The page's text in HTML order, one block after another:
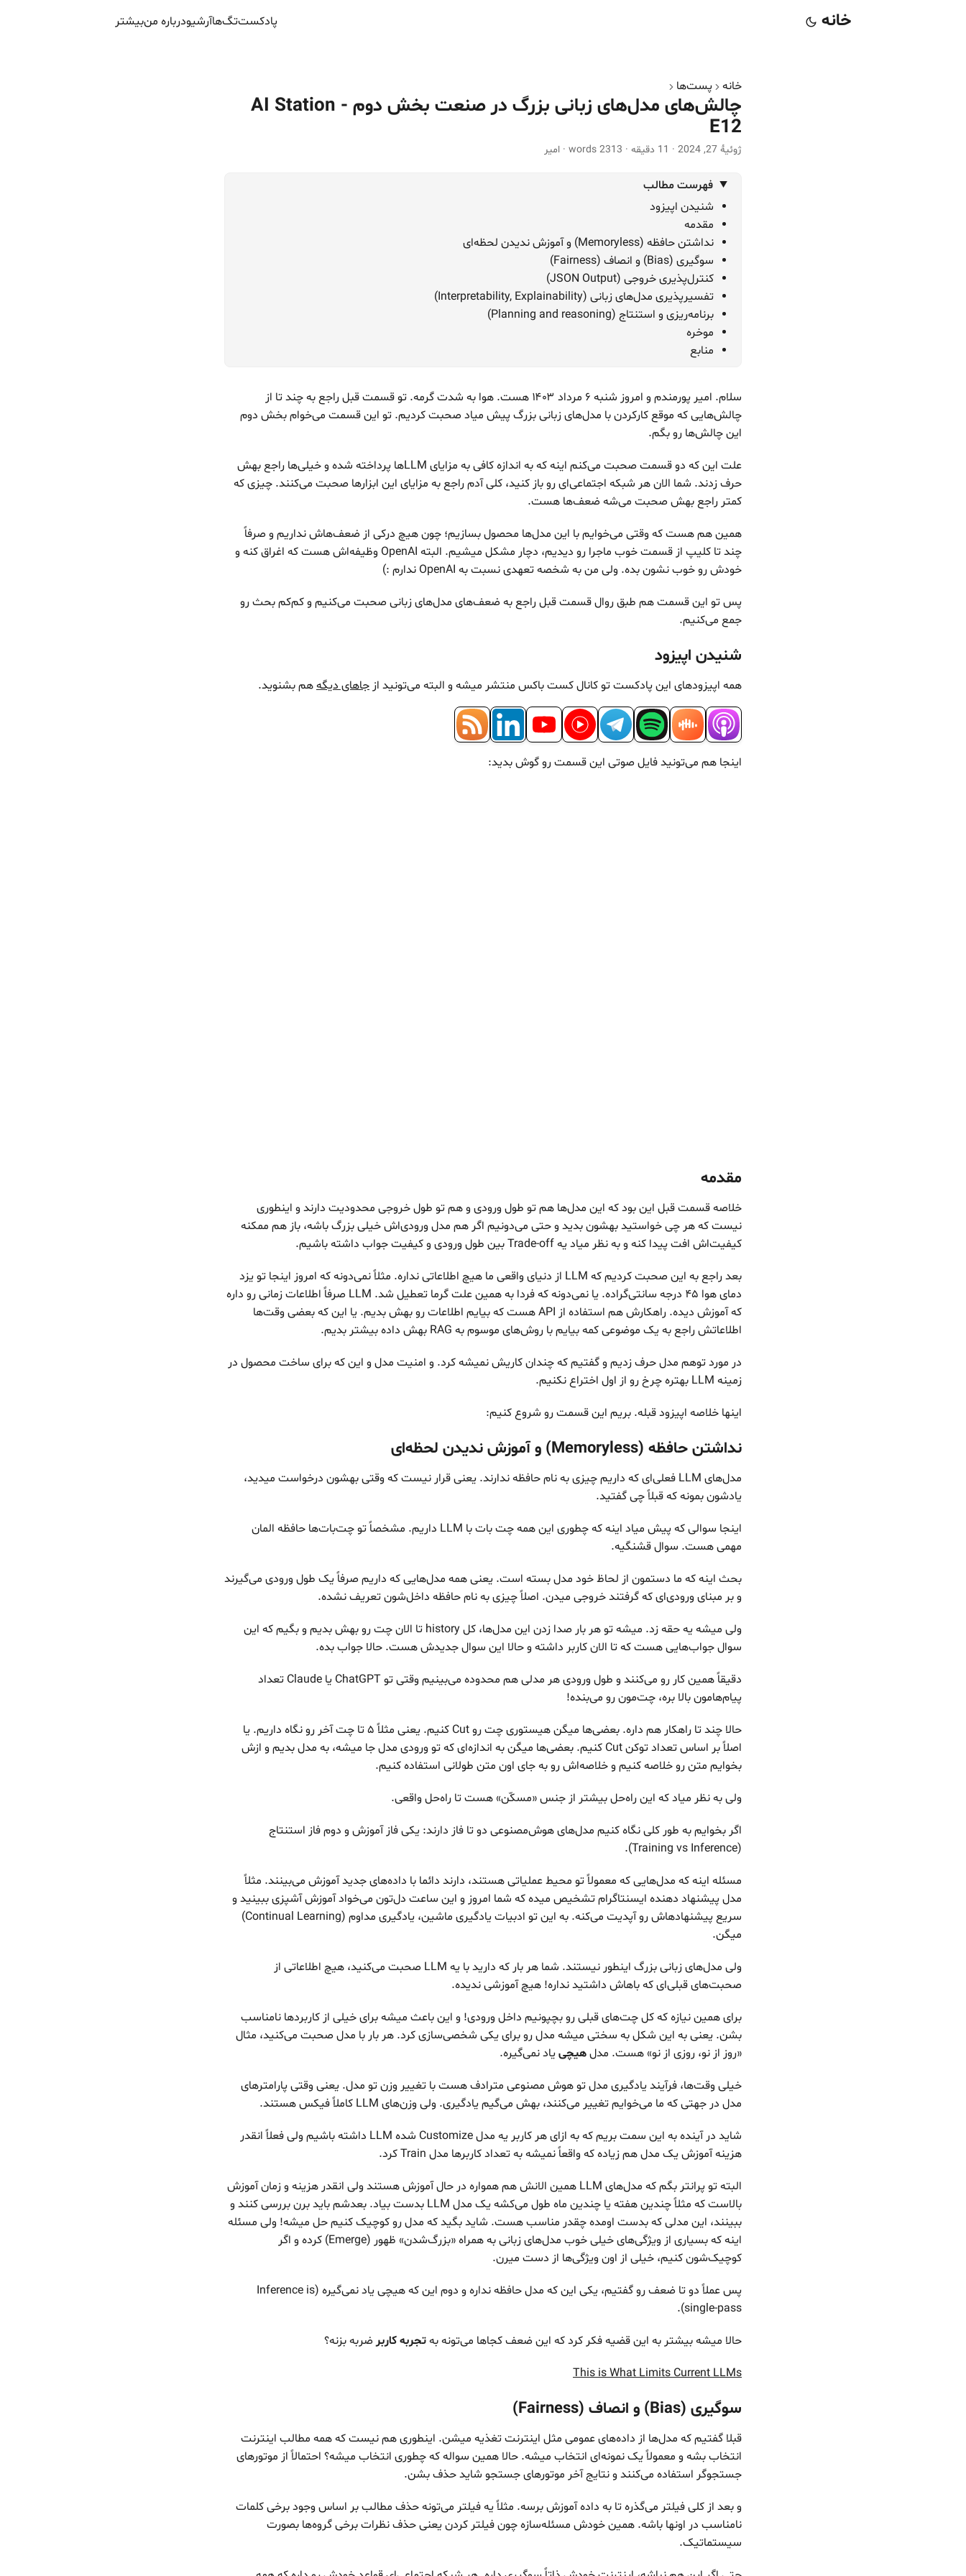
خانه پادکستتگ‌هاآرشیودرباره منبیشتر
خانه پست‌ها
چالش‌های مدل‌های زبانی بزرگ در صنعت بخش دوم - AI Station
E12
ژوئیهٔ 27, 2024 · 11 دقیقه ·
2313 words
· امیر
فهرست مطالب
شنیدن اپیزود
مقدمه
نداشتن حافظه (Memoryless) و آموزش ندیدن لحظه‌ای
سوگیری (Bias) و انصاف (Fairness)
کنترل‌پذیری خروجی (JSON Output)
تفسیرپذیری مدل‌های زبانی (Interpretability, Explainability)
برنامه‌ریزی و استنتاج (Planning and reasoning)
موخره
منابع
سلام. امیر پورمندم و امروز شنبه ۶ مرداد ۱۴۰۳ هست. هوا به شدت گرمه. تو قسمت قبل راجع به چند تا از
چالش‌هایی که موقع کارکردن با مدل‌های زبانی بزرگ پیش میاد صحبت کردیم. تو این قسمت می‌خوام بخش دوم
این چالش‌ها رو بگم.
علت این که دو قسمت صحبت می‌کنم اینه که به اندازه کافی به مزایای LLMها پرداخته شده و خیلی‌ها راجع بهش
حرف زدند. شما الان هر شبکه‌ اجتماعی‌ای رو باز کنید، کلی آدم راجع به مزایای این ابزارها صحبت می‌کنند. چیزی که
کمتر راجع بهش صحبت می‌شه ضعف‌ها هست.
همین هم هست که وقتی می‌خوایم با این مدل‌ها محصول بسازیم؛ چون هیچ درکی از ضعف‌هاش نداریم و صرفاً
چند تا کلیپ از قسمت خوب ماجرا رو دیدیم، دچار مشکل میشیم. البته OpenAI وظیفه‌اش هست که اغراق کنه و
خودش رو خوب نشون بده. ولی من به شخصه تعهدی نسبت به OpenAI ندارم :)
پس تو این قسمت هم طبق روال قسمت قبل راجع به ضعف‌های مدل‌های زبانی صحبت می‌کنیم و کم‌کم بحث رو
جمع می‌کنیم.
شنیدن اپیزود
همه اپیزودهای این پادکست تو کانال کست باکس منتشر میشه و البته می‌تونید از جاهای دیگههم بشنوید.
اینجا هم می‌تونید فایل صوتی این قسمت رو گوش بدید:
مقدمه
خلاصه قسمت قبل این بود که این مدل‌ها هم تو طول ورودی و هم تو طول خروجی محدودیت دارند و اینطوری
نیست که هر چی خواستید بهشون بدید و حتی می‌دونیم اگر هم مدل ورودی‌اش خیلی بزرگ باشه، باز هم ممکنه
کیفیت‌اش افت پیدا کنه و به نظر میاد یه Trade-off بین طول ورودی و کیفیت جواب داشته باشیم.
بعد راجع به این صحبت کردیم که LLM از دنیای واقعی ما هیچ اطلاعاتی نداره. مثلاً نمی‌دونه که امروز اینجا تو یزد
دمای هوا ۴۵ درجه سانتی‌گراده. یا نمی‌دونه که فردا به همین علت گرما تعطیل شد. LLM صرفاً اطلاعات زمانی رو داره
که آموزش دیده. راهکارش هم استفاده از API هست که بیایم اطلاعات رو بهش بدیم. یا این که بعضی وقت‌ها
اطلاعاتش راجع به یک موضوعی کمه بیایم با روش‌های موسوم به RAG بهش داده بیشتر بدیم.
در مورد توهم مدل حرف زدیم و گفتیم که چندان کاریش نمیشه کرد. و امنیت مدل و این که برای ساخت محصول در
زمینه LLM بهتره چرخ رو از اول اختراع نکنیم.
اینها خلاصه اپیزود قبله. بریم این قسمت رو شروع کنیم:
نداشتن حافظه (Memoryless) و آموزش ندیدن لحظه‌ای
مدل‌های LLM فعلی‌ای که داریم چیزی به نام حافظه ندارند. یعنی قرار نیست که وقتی بهشون درخواست میدید،
یادشون بمونه که قبلاً چی گفتید.
اینجا سوالی که پیش میاد اینه که چطوری این همه چت بات با LLM داریم. مشخصاً تو چت‌بات‌ها حافظه المان
مهمی هست. سوال قشنگیه.
بحث اینه که ما دستمون از لحاظ خود مدل بسته است. یعنی همه مدل‌هایی که داریم صرفاً یک طول ورودی می‌گیرند
و بر مبنای ورودی‌ای که گرفتند خروجی میدن. اصلاً چیزی به نام حافظه داخل‌شون تعریف نشده.
ولی میشه یه حقه زد. میشه تو هر بار صدا زدن این مدل‌ها، کل history تا الان چت رو بهش بدیم و بگیم که این
سوال جواب‌هایی هست که تا الان کاربر داشته و حالا این سوال جدیدش هست. حالا جواب بده.
دقیقاً همین کار رو می‌کنند و طول ورودی هر مدلی هم محدوده می‌بینیم وقتی تو ChatGPT یا Claude تعداد
پیام‌هامون بالا بره، چت‌مون رو می‌بنده!
حالا چند تا راهکار هم داره. بعضی‌ها میگن هیستوری چت رو Cut کنیم. یعنی مثلاً ۵ تا چت آخر رو نگاه داریم. یا
اصلاً بر اساس تعداد توکن Cut کنیم. بعضی‌ها میگن به اندازه‌ای که تو ورودی مدل جا میشه، به مدل بدیم و ازش
بخوایم متن رو خلاصه کنیم و خلاصه‌اش رو به جای اون متن طولانی استفاده کنیم.
ولی به نظر میاد که این راه‌حل بیشتر از جنس «مسکّن» هست تا راه‌حل واقعی.
اگر بخوایم به طور کلی نگاه کنیم مدل‌های هوش‌مصنوعی دو تا فاز دارند: یکی فاز آموزش و دوم فاز استنتاج
(Training vs Inference).
مسئله اینه که مدل‌هایی که معمولاً تو محیط عملیاتی هستند، دارند دائما با داده‌های جدید آموزش می‌بینند. مثلاً
مدل پیشنهاد دهنده ایسنتاگرام تشخیص میده که شما امروز و این ساعت دل‌تون می‌خواد آموزش آشپزی ببینید و
سریع پیشنهادهاش رو آپدیت می‌کنه. به این تو ادبیات یادگیری ماشین، یادگیری مداوم (Continual Learning)
میگن.
ولی مدل‌های زبانی بزرگ اینطور نیستند. شما هر بار که دارید با یه LLM صحبت می‌کنید، هیچ اطلاعاتی از
صحبت‌های قبلی‌ای که باهاش داشتید نداره! هیچ آموزشی ندیده.
برای همین نیازه که کل چت‌های قبلی رو بچپونیم داخل ورودی! و این باعث میشه برای خیلی از کاربردها نامناسب
بشن. یعنی به این شکل به سختی میشه مدل رو برای یکی شخصی‌سازی کرد. هر بار با مدل صحبت می‌کنید، مثال
«روز از نو، روزی از نو» هست. مدلهیچییاد نمی‌گیره.
خیلی وقت‌ها، فرآیند یادگیری مدل تو هوش مصنوعی مترادف‌ هست با تغییر وزن تو مدل. یعنی وقتی پارامترهای
مدل در جهتی که ما می‌خوایم تغییر می‌کنند، بهش می‌گیم یادگیری. ولی وزن‌های LLM کاملاً فیکس هستند.
شاید در آینده به این سمت بریم که به ازای هر کاربر یه مدل Customize شده LLM داشته باشیم ولی فعلاً انقدر
هزینه آموزش یک مدل هم زیاده که واقعاً نمیشه به تعداد کاربرها مدل Train کرد.
البته تو پرانتر بگم که مدل‌های LLM همین الانش هم همواره در حال آموزش هستند ولی انقدر هزینه و زمان آموزش
بالاست که مثلاً چندین هفته یا چندین ماه طول می‌کشه یک مدل LLM بدست بیاد. بعدشم باید برن بررسی کنند و
ببینند، این مدلی که بدست اومده چقدر مناسب هست. شاید بگید که مدل رو کوچیک‌ کنیم حل میشه! ولی مسئله
اینه که بسیاری از ویژگی‌های خیلی خوب مدل‌های زبانی به همراه «بزرگ‌شدن» ظهور (Emerge) کرده و اگر
کوچیک‌شون کنیم، خیلی از اون ویژگی‌ها از دست میرن.
پس عملاً دو تا ضعف رو گفتیم، یکی این که مدل حافظه نداره و دوم این که هیچی یاد نمی‌گیره (Inference is
single-pass).
حالا میشه بیشتر به این قضیه فکر کرد که این ضعف کجاها می‌تونه بهتجربه کاربر ضربه بزنه؟
This is What Limits Current LLMs
سوگیری (Bias) و انصاف (Fairness)
قبلا گفتیم که مدل‌ها از داده‌های عمومی مثل اینترنت تغذیه میشن. اینطوری هم نیست که همه مطالب اینترنت
انتخاب بشه و معمولاً یک نمونه‌ای انتخاب میشه. حالا همین سواله که چطوری انتخاب میشه؟ احتمالاً از موتورهای
جستجوگر استفاده می‌کنند و نتایج آخر موتورهای جستجو شاید حذف بشن.
و بعد از کلی فیلتر می‌گذره تا به داده آموزش برسه. مثلاً یه فیلتر می‌تونه حذف مطالب بر اساس وجود برخی کلمات
نامناسب در اونها باشه. همین خودش مسئله‌سازه چون فیلتر کردن یعنی حذف نظرات برخی گروه‌ها بصورت
سیستماتیک.